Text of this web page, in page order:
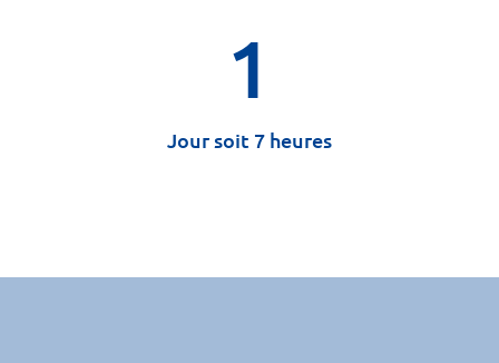
1
Jour soit 7 heures